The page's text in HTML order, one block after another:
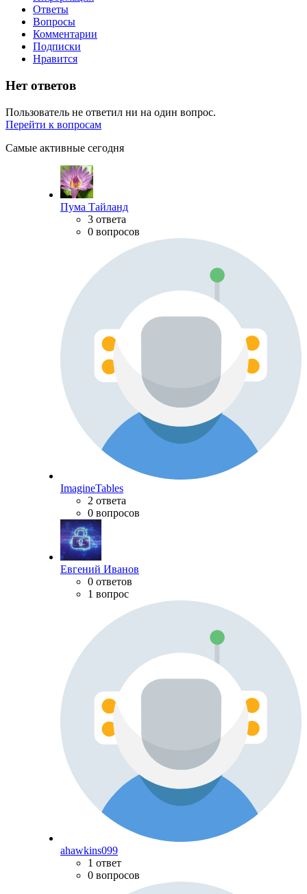
Ответы
Вопросы
Комментарии
Подписки
Нравится
Нет ответов
Пользователь не ответил ни на один вопрос.
Перейти к вопросам
Самые активные сегодня
Пума Тайланд
3 ответа
0 вопросов
ImagineTables
2 ответа
0 вопросов
Евгений Иванов
0 ответов
1 вопрос
ahawkins099
1 ответ
0 вопросов